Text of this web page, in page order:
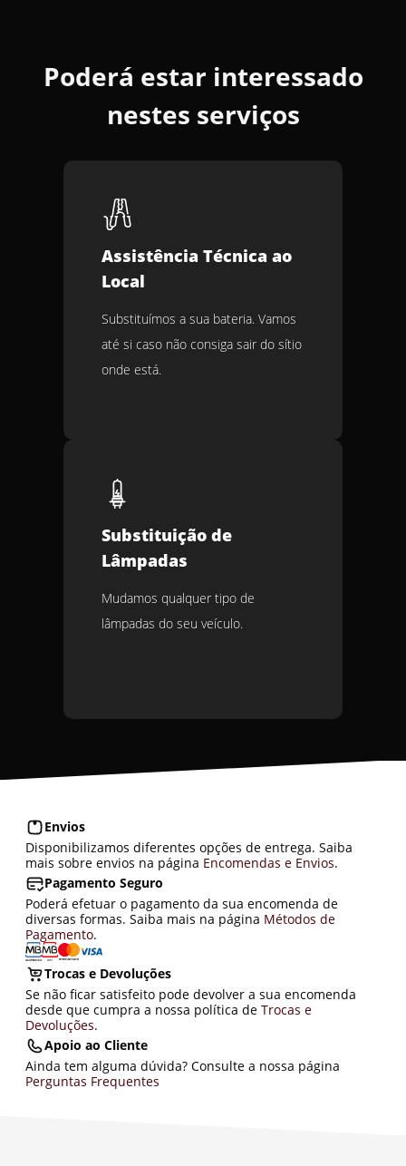
Poderá estar interessado
nestes serviços
Assistência Técnica ao
Local
Substituímos a sua bateria. Vamos
até si caso não consiga sair do sítio
onde está.
Substituição de
Lâmpadas
Mudamos qualquer tipo de
lâmpadas do seu veículo.
Envios
Disponibilizamos diferentes opções de entrega. Saiba
mais sobre envios na página Encomendas e Envios.
Pagamento Seguro
Poderá efetuar o pagamento da sua encomenda de
diversas formas. Saiba mais na página Métodos de
Pagamento.
Trocas e Devoluções
Se não ficar satisfeito pode devolver a sua encomenda
desde que cumpra a nossa política de Trocas e
Devoluções.
Apoio ao Cliente
Ainda tem alguma dúvida? Consulte a nossa página
Perguntas Frequentes